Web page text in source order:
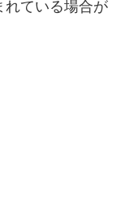
れている場合が